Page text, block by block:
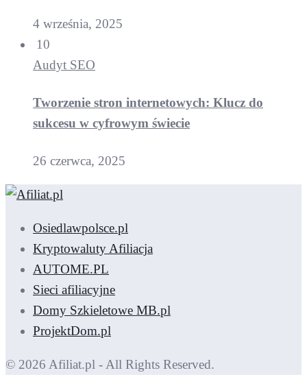
4 września, 2025
10
Audyt SEO
Tworzenie stron internetowych: Klucz do
sukcesu w cyfrowym świecie
26 czerwca, 2025
Osiedlawpolsce.pl
Kryptowaluty Afiliacja
AUTOME.PL
Sieci afiliacyjne
Domy Szkieletowe MB.pl
ProjektDom.pl
© 2026 Afiliat.pl - All Rights Reserved.